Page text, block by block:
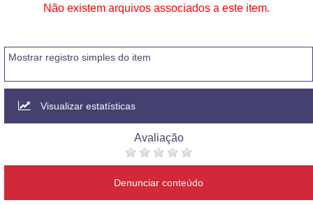
Não existem arquivos associados a este item.
Mostrar registro simples do item
Visualizar estatísticas
Avaliação
Denunciar conteúdo